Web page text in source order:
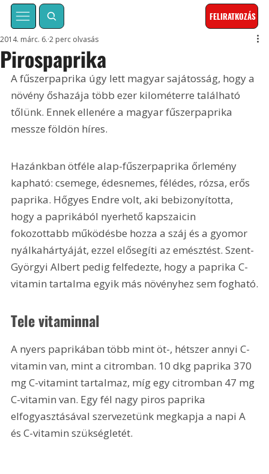
FELIRATKOZÁS
Pirospaprika
2014. márc. 6. 2 perc olvasás
A fűszerpaprika úgy lett magyar sajátosság, hogy a
növény őshazája több ezer kilométerre található
tőlünk. Ennek ellenére a magyar fűszerpaprika
messze földön híres.
Hazánkban ötféle alap-fűszerpaprika őrlemény
kapható: csemege, édesnemes, félédes, rózsa, erős
paprika. Hőgyes Endre volt, aki bebizonyította,
hogy a paprikából nyerhető kapszaicin
fokozottabb működésbe hozza a száj és a gyomor
nyálkahártyáját, ezzel elősegíti az emésztést. Szent-
Györgyi Albert pedig felfedezte, hogy a paprika C-
vitamin tartalma egyik más növényhez sem fogható.
Tele vitaminnal
A nyers paprikában több mint öt-, hétszer annyi C-
vitamin van, mint a citromban. 10 dkg paprika 370
mg C-vitamint tartalmaz, míg egy citromban 47 mg
C-vitamin van. Egy fél nagy piros paprika
elfogyasztásával szervezetünk megkapja a napi A
és C-vitamin szükségletét.